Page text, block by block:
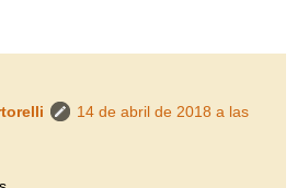
14 de abril de 2018 a las